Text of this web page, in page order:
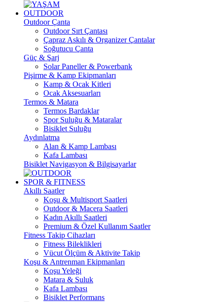
OUTDOOR
Outdoor Çanta
Outdoor Sırt Çantası
Çapraz Askılı & Organizer Çantalar
Soğutucu Çanta
Güç & Şarj
Solar Paneller & Powerbank
Pişirme & Kamp Ekipmanları
Kamp & Ocak Kitleri
Ocak Aksesuarları
Termos & Matara
Termos Bardaklar
Spor Suluğu & Mataralar
Bisiklet Suluğu
Aydınlatma
Alan & Kamp Lambası
Kafa Lambası
Bisiklet Navigasyon & Bilgisayarlar
SPOR & FITNESS
Akıllı Saatler
Koşu & Multisport Saatleri
Outdoor & Macera Saatleri
Kadın Akıllı Saatleri
Premium & Özel Kullanım Saatler
Fitness Takip Cihazları
Fitness Bileklikleri
Vücut Ölçüm & Aktivite Takip
Koşu & Antrenman Ekipmanları
Koşu Yeleği
Matara & Suluk
Kafa Lambası
Bisiklet Performans